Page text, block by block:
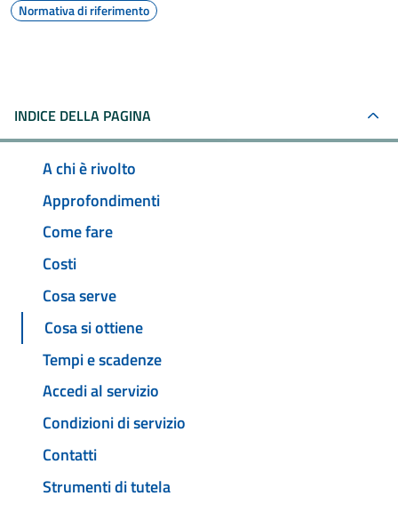
Normativa di riferimento
INDICE DELLA PAGINA
A chi è rivolto
Approfondimenti
Come fare
Costi
Cosa serve
Cosa si ottiene
Tempi e scadenze
Accedi al servizio
Condizioni di servizio
Contatti
Strumenti di tutela